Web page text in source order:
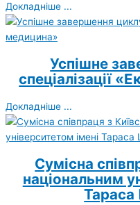
Докладніше ...
Успішне
спеціалізації
Докладніше ...
Сумісна
національним